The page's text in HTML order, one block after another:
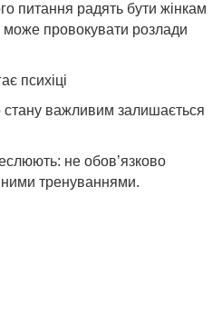
питання радять бути жінкам
може провокувати розлади
психіці
стану важливим залишається
не обов’язково
тренуваннями.